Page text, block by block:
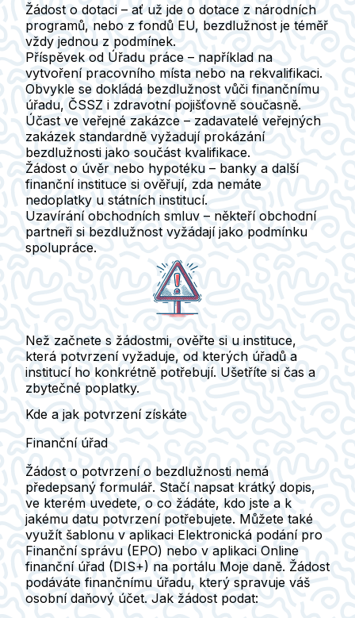
Žádost o dotaci – ať už jde o dotace z národních
programů, nebo z fondů EU, bezdlužnost je téměř
vždy jednou z podmínek.
Příspěvek od Úřadu práce – například na
vytvoření pracovního místa nebo na rekvalifikaci.
Obvykle se dokládá bezdlužnost vůči finančnímu
úřadu, ČSSZ i zdravotní pojišťovně současně.
Účast ve veřejné zakázce – zadavatelé veřejných
zakázek standardně vyžadují prokázání
bezdlužnosti jako součást kvalifikace.
Žádost o úvěr nebo hypotéku – banky a další
finanční instituce si ověřují, zda nemáte
nedoplatky u státních institucí.
Uzavírání obchodních smluv – někteří obchodní
partneři si bezdlužnost vyžádají jako podmínku
spolupráce.
Než začnete s žádostmi, ověřte si u instituce,
která potvrzení vyžaduje, od kterých úřadů a
institucí ho konkrétně potřebují. Ušetříte si čas a
zbytečné poplatky.
Kde a jak potvrzení získáte
Finanční úřad
Žádost o potvrzení o bezdlužnosti nemá
předepsaný formulář. Stačí napsat krátký dopis,
ve kterém uvedete, o co žádáte, kdo jste a k
jakému datu potvrzení potřebujete. Můžete také
využít šablonu v aplikaci Elektronická podání pro
Finanční správu (EPO) nebo v aplikaci Online
finanční úřad (DIS+) na portálu Moje daně. Žádost
podáváte finančnímu úřadu, který spravuje váš
osobní daňový účet. Jak žádost podat: